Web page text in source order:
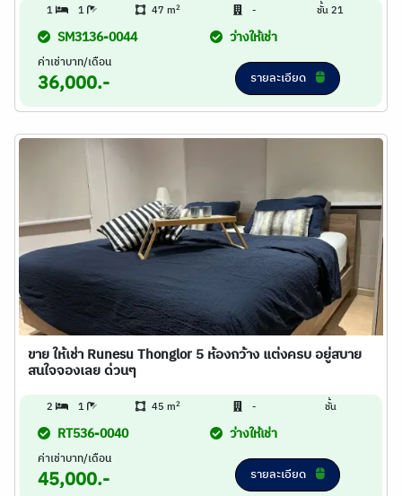
1 1 47 m2 - ชั้น 21
SM3136-0044 ว่างให้เช่า
ค่าเช่าบาท/เดือน
36,000.- รายละเอียด
ขาย ให้เช่า Runesu Thonglor 5 ห้องกว้าง แต่งครบ อยู่สบาย
สนใจจองเลย ด่วนๆ
2 1 45 m2 - ชั้น
RT536-0040 ว่างให้เช่า
ค่าเช่าบาท/เดือน
45,000.- รายละเอียด